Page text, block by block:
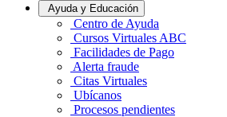
Ayuda y Educación
Centro de Ayuda
Cursos Virtuales ABC
Facilidades de Pago
Alerta fraude
Citas Virtuales
Ubícanos
Procesos pendientes